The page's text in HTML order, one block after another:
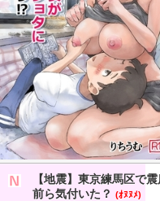
【地震】東京練馬区で
前ら気付いた？ (ｵﾇﾇﾒ)